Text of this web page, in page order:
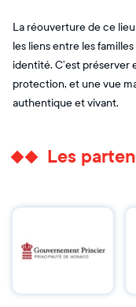
La réouverture de ce
les liens entre les
identité. C’est
protection, et une vue
authentique et vivant.
Les